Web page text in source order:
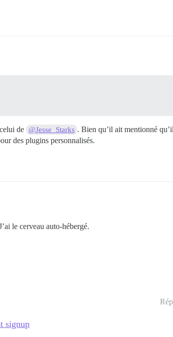
de @Jesse_Starks . Bien qu’il ait mentionné
des plugins personnalisés.
le cerveau auto-hébergé.
signup